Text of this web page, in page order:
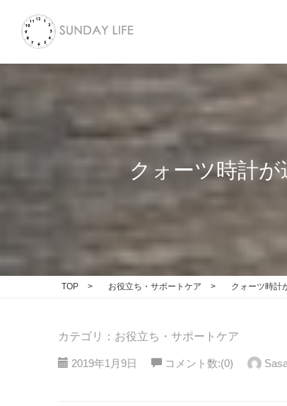
クォーツ時計
TOP > お役立ち・サポートケア > クォーツ時計
カテゴリ：お役立ち・サポートケア
2019年1月9日 コメント数:(0)